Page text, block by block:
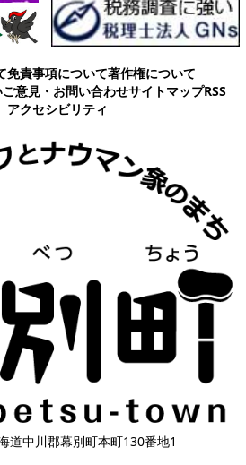
免責事項について著作権について
ご意見・お問い合わせサイトマップRSS
アクセシビリティ
道中川郡幕別町本町130番地1